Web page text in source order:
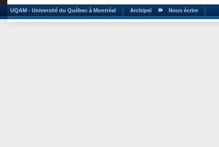
UQAM - Université du Québec à Montréal Archipel Nous écrire